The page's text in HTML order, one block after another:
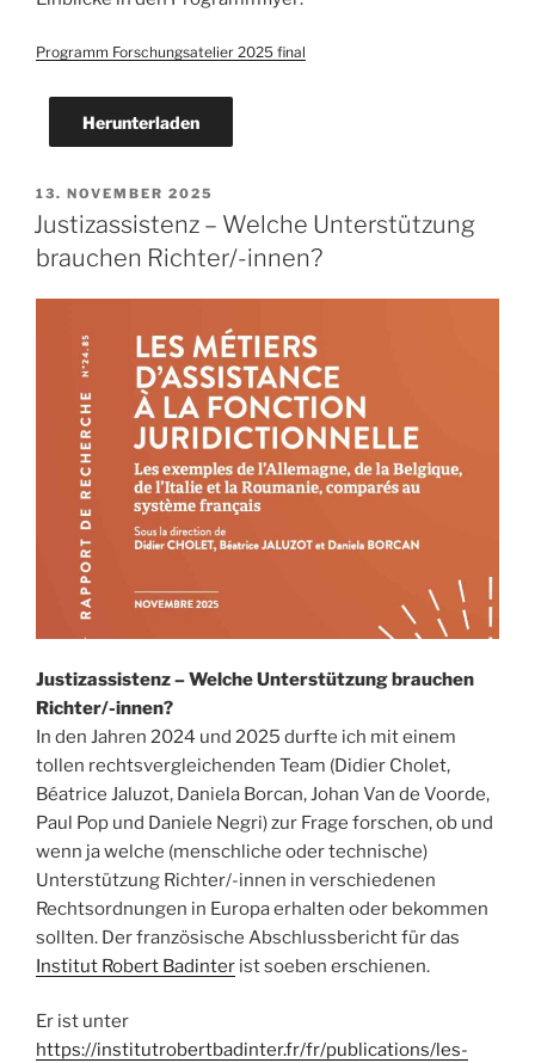
Programm Forschungsatelier 2025 final
Herunterladen
VERÖFFENTLICHT
AM
13. NOVEMBER 2025
Justizassistenz – Welche Unterstützung
brauchen Richter/-innen?
Justizassistenz – Welche Unterstützung brauchen
Richter/-innen?
In den Jahren 2024 und 2025 durfte ich mit einem
tollen rechtsvergleichenden Team (Didier Cholet,
Béatrice Jaluzot, Daniela Borcan, Johan Van de Voorde,
Paul Pop und Daniele Negri) zur Frage forschen, ob und
wenn ja welche (menschliche oder technische)
Unterstützung Richter/-innen in verschiedenen
Rechtsordnungen in Europa erhalten oder bekommen
sollten. Der französische Abschlussbericht für das
Institut Robert Badinter ist soeben erschienen.
Er ist unter
https://institutrobertbadinter.fr/fr/publications/les-